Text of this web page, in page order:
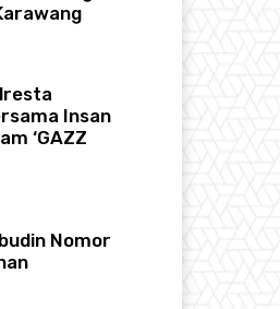
Insan
‘GAZZ
Nomor